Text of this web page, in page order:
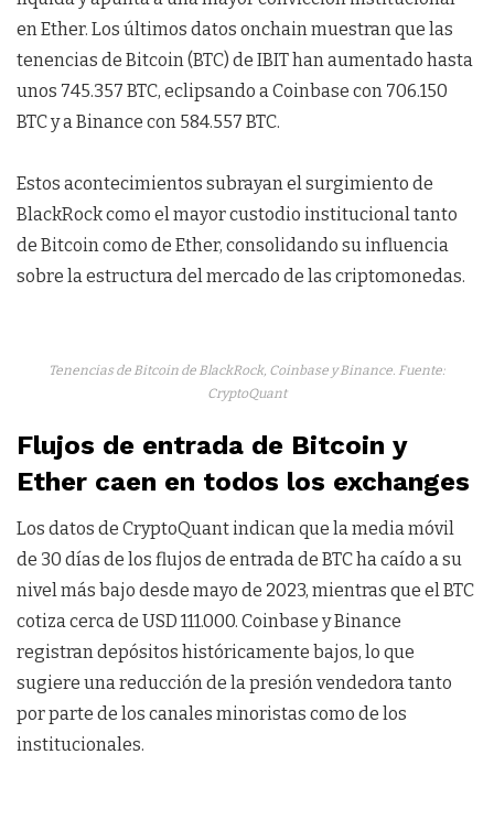
en Ether. Los últimos datos onchain muestran que las
tenencias de Bitcoin (BTC) de IBIT han aumentado hasta
unos 745.357 BTC, eclipsando a Coinbase con 706.150
BTC y a Binance con 584.557 BTC.
Estos acontecimientos subrayan el surgimiento de
BlackRock como el mayor custodio institucional tanto
de Bitcoin como de Ether, consolidando su influencia
sobre la estructura del mercado de las criptomonedas.
Tenencias de Bitcoin de BlackRock, Coinbase y Binance. Fuente:
CryptoQuant
Flujos de entrada de Bitcoin y
Ether caen en todos los exchanges
Los datos de CryptoQuant indican que la media móvil
de 30 días de los flujos de entrada de BTC ha caído a su
nivel más bajo desde mayo de 2023, mientras que el BTC
cotiza cerca de USD 111.000. Coinbase y Binance
registran depósitos históricamente bajos, lo que
sugiere una reducción de la presión vendedora tanto
por parte de los canales minoristas como de los
institucionales.